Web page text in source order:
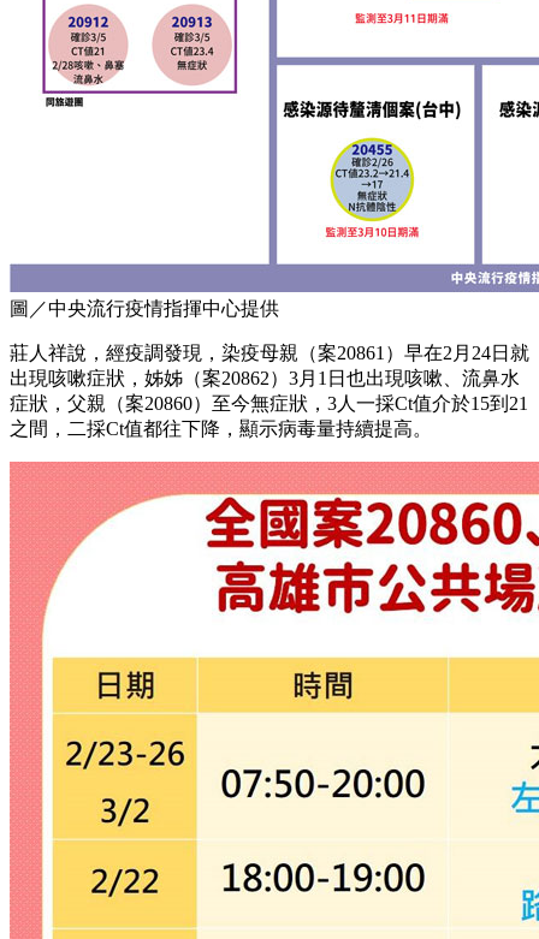
圖／中央流行疫情指揮中心提供
莊人祥說，經疫調發現，染疫母親（案20861）早在2月24日就
出現咳嗽症狀，姊姊（案20862）3月1日也出現咳嗽、流鼻水
症狀，父親（案20860）至今無症狀，3人一採Ct值介於15到21
之間，二採Ct值都往下降，顯示病毒量持續提高。